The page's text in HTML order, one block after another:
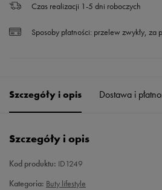
Czas realizacji 1-5 dni roboczych
Sposoby płatności: przelew zwykły, za
Szczegóły i opis Dostawa i
Szczegóły i opis
Kod produktu: ID1249
Kategoria: Buty lifestyle